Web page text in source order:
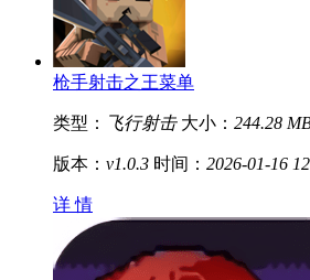
枪手射击之王菜单
类型： 飞行射击 大小： 244.28
版本： v1.0.3 时间： 2026-01-16
详 情